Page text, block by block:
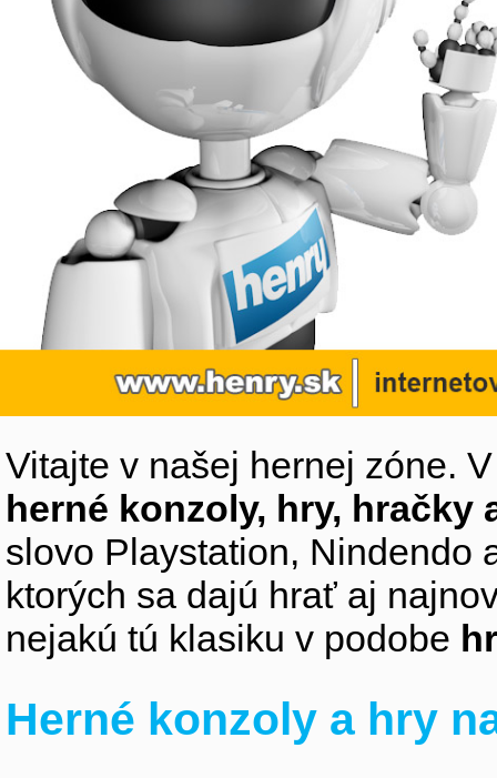
Vitajte v našej hernej zóne.
herné konzoly, hry, hračky
slovo Playstation, Nindendo
ktorých sa dajú hrať aj
nejakú tú klasiku v podobe
Herné konzoly a hry